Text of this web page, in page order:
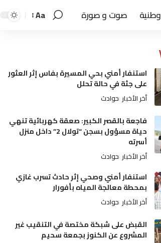
وطنية صوت و صورة Aa
استنفار أمني بحي المسيرة بفاس إثر العثور
على جثة في حالة تحلل
أخر الأخبار حوادث
فاجعة بالقصر الكبير: صعقة كهربائية تنهي
حياة مسؤول بسجن “تولال 2” داخل منزل
أسرته
أخر الأخبار حوادث
استنفار أمني وصحي إثر حادث تسرب غازي
بمحطة معالجة المياه بأفورار
أخر الأخبار حوادث
القبض على شبكة مختصة في التنقيب غير
المشروع عن الكنوز بجمعة سحيم